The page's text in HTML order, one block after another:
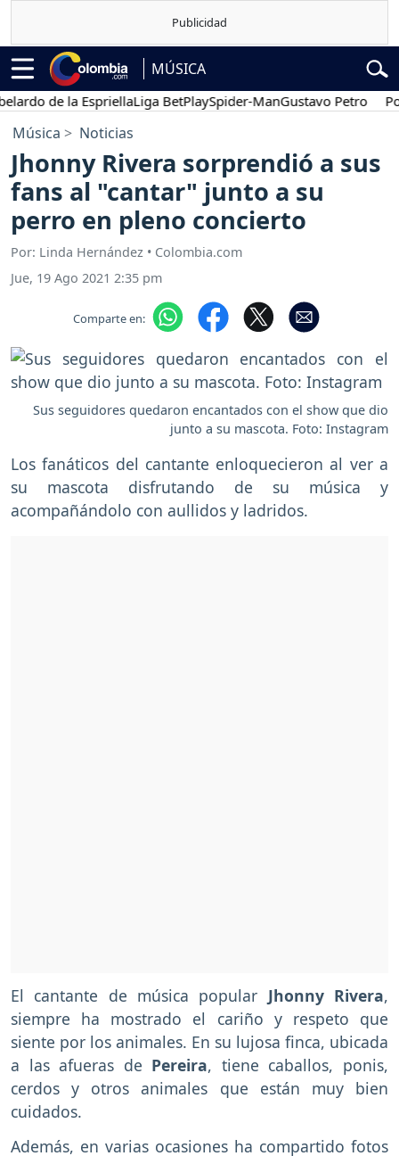
MÚSICA
de la EspriellaLiga BetPlaySpider-ManGustavo Petro
Música Noticias
Jhonny Rivera sorprendió a sus
fans al "cantar" junto a su
perro en pleno concierto
Por: Linda Hernández • Colombia.com
Jue, 19 Ago 2021 2:35 pm
Comparte en:
Sus seguidores quedaron encantados con el show que dio
junto a su mascota. Foto: Instagram
Los fanáticos del cantante enloquecieron al ver a
su mascota disfrutando de su música y
acompañándolo con aullidos y ladridos.
El cantante de música popular Jhonny Rivera,
siempre ha mostrado el cariño y respeto que
siente por los animales. En su lujosa finca, ubicada
a las afueras de Pereira, tiene caballos, ponis,
cerdos y otros animales que están muy bien
cuidados.
Además, en varias ocasiones ha compartido fotos